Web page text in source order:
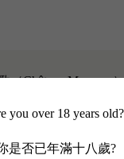
you over 18 years old?
是否已年滿十八歲?
（Château Margaux
陳化，令佢正值最